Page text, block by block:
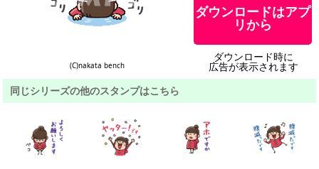
(C)nakata bench
ダウンロードはアプ
リから
ダウンロード時に
広告が表示されます
同じシリーズの他のスタンプはこちら